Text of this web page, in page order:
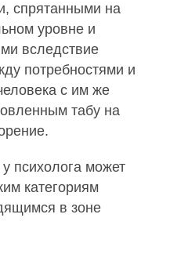
спрятанными на
уровне и
вследствие
потребностями и
с им же
табу на
психолога может
категориям
в зоне